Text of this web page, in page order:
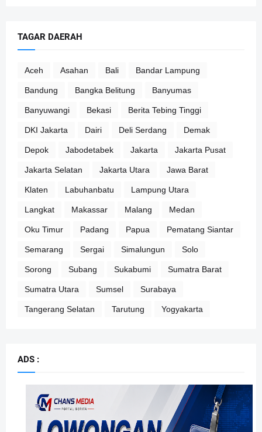
TAGAR DAERAH
Aceh Asahan Bali Bandar Lampung
Bandung Bangka Belitung Banyumas
Banyuwangi Bekasi Berita Tebing Tinggi
DKI Jakarta Dairi Deli Serdang Demak
Depok Jabodetabek Jakarta Jakarta Pusat
Jakarta Selatan Jakarta Utara Jawa Barat
Klaten Labuhanbatu Lampung Utara
Langkat Makassar Malang Medan
Oku Timur Padang Papua Pematang Siantar
Semarang Sergai Simalungun Solo
Sorong Subang Sukabumi Sumatra Barat
Sumatra Utara Sumsel Surabaya
Tangerang Selatan Tarutung Yogyakarta
ADS :